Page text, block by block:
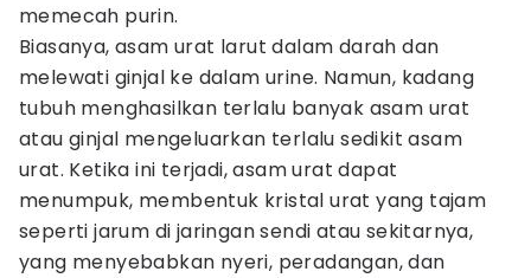
memecah purin.
Biasanya, asam urat larut dalam darah dan
melewati ginjal ke dalam urine. Namun, kadang
tubuh menghasilkan terlalu banyak asam urat
atau ginjal mengeluarkan terlalu sedikit asam
urat. Ketika ini terjadi, asam urat dapat
menumpuk, membentuk kristal urat yang tajam
seperti jarum di jaringan sendi atau sekitarnya,
yang menyebabkan nyeri, peradangan, dan